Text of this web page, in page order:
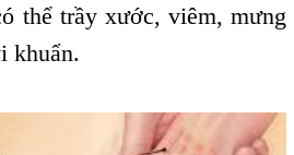
thể trầy xước, viêm, mưng
khuẩn.